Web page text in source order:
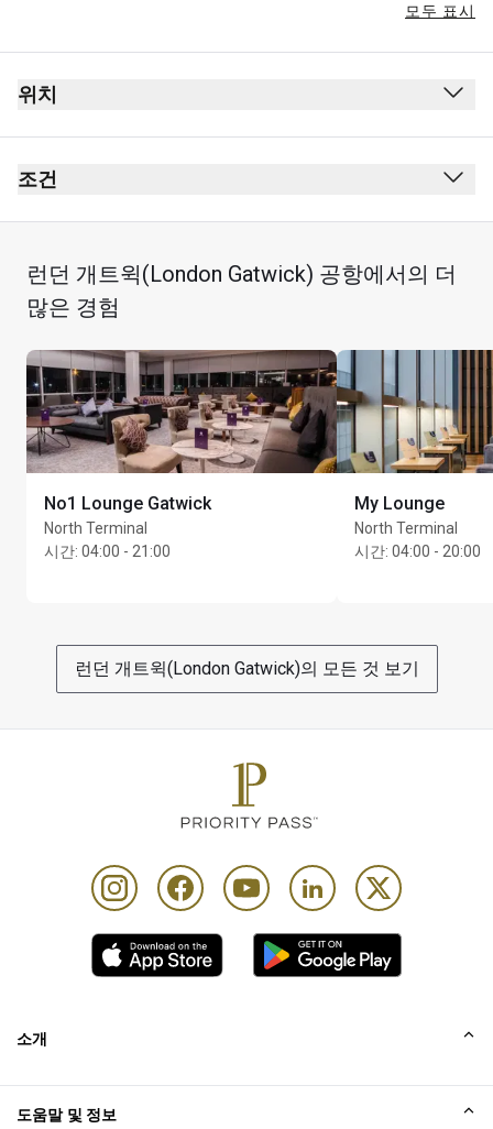
모두 표시
위치
출발
보안 검사대 통과 후
조건
금연(전자 담배 포함)
복장 규정 없음
프리미엄 주류는 유료입니다.
카드 소지자 1인당 동반자 최대 Unlimited명
런던 개트윅(London Gatwick) 공항에서의 더
많은 경험
No1 Lounge Gatwick
North Terminal
시간: 04:00 - 21:00
My Lounge
North Terminal
시간: 04:00 - 20:00
런던 개트윅(London Gatwick)의 모든 것 보기
소개
도움말 및 정보